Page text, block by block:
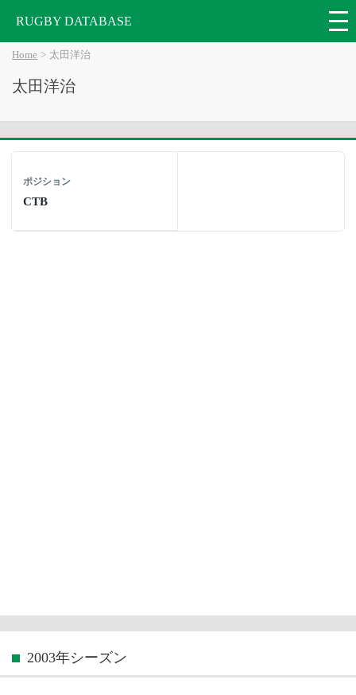
RUGBY DATABASE
Home 太田洋治
太田洋治
ポジション
CTB
2003年シーズン